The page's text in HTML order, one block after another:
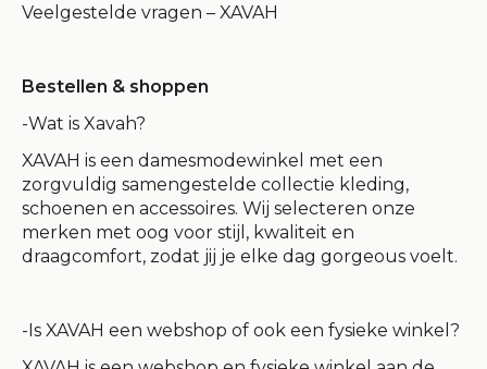
Veelgestelde vragen – XAVAH
Bestellen & shoppen
-Wat is Xavah?
XAVAH is een damesmodewinkel met een
zorgvuldig samengestelde collectie kleding,
schoenen en accessoires. Wij selecteren onze
merken met oog voor stijl, kwaliteit en
draagcomfort, zodat jij je elke dag gorgeous voelt.
-Is XAVAH een webshop of ook een fysieke winkel?